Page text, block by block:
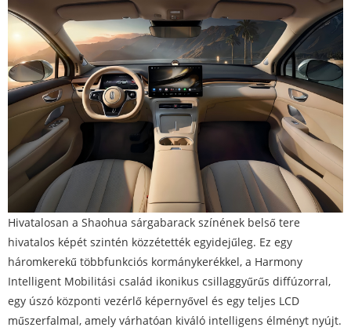
Hivatalosan a Shaohua sárgabarack színének belső tere
hivatalos képét szintén közzétették egyidejűleg. Ez egy
háromkerekű többfunkciós kormánykerékkel, a Harmony
Intelligent Mobilitási család ikonikus csillaggyűrűs diffúzorral,
egy úszó központi vezérlő képernyővel és egy teljes LCD
műszerfalmal, amely várhatóan kiváló intelligens élményt nyújt.